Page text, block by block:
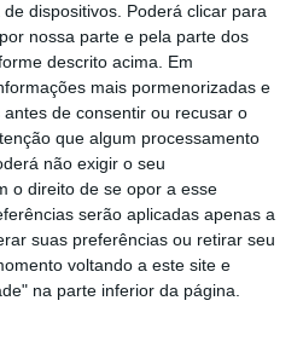
dispositivos. Poderá clicar para
nossa parte e pela parte dos
descrito acima. Em
mais pormenorizadas e
de consentir ou recusar o
que algum processamento
não exigir o seu
o direito de se opor a esse
serão aplicadas apenas a
suas preferências ou retirar seu
voltando a este site e
na parte inferior da página.
a indústria automóvel